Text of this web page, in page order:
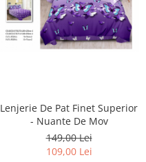
Lenjerie De Pat Finet Superior
- Nuante De Mov
149,00 Lei
109,00 Lei